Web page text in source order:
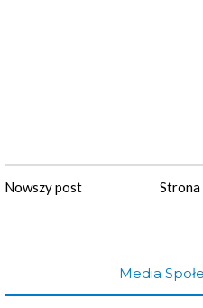
Nowszy post Strona
Media